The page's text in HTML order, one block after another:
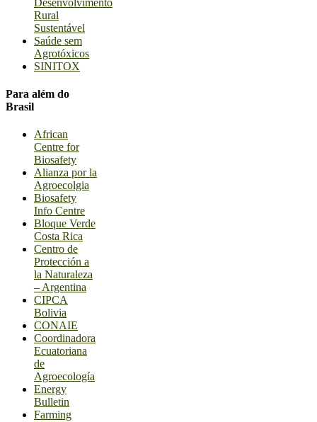
Rural
Sustentável
Saúde sem
Agrotóxicos
SINITOX
Para além do
Brasil
African
Centre for
Biosafety
Alianza por la
Agroecolgia
Biosafety
Info Centre
Bloque Verde
Costa Rica
Centro de
Protección a
la Naturaleza
– Argentina
CIPCA
Bolivia
CONAIE
Coordinadora
Ecuatoriana
de
Agroecología
Energy
Bulletin
Farming